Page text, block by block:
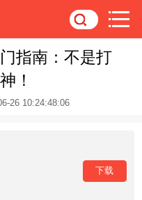
指南：不是打
！
26 10:24:48:06
下载